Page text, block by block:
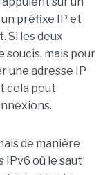
préfixe IP et
Si les deux
soucis, mais pour
une adresse IP
cela peut
de manière
où le saut